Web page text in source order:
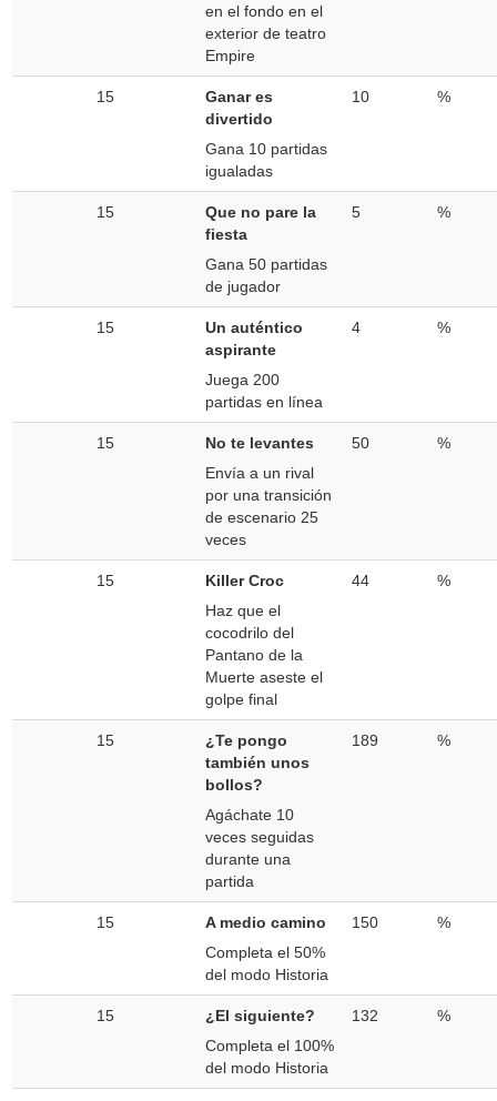
en el fondo en el
exterior de teatro
Empire
15
Ganar es
divertido
Gana 10 partidas
igualadas
10 %
15
Que no pare la
fiesta
Gana 50 partidas
de jugador
5 %
15
Un auténtico
aspirante
Juega 200
partidas en línea
4 %
15
No te levantes
Envía a un rival
por una transición
de escenario 25
veces
50 %
15
Killer Croc
Haz que el
cocodrilo del
Pantano de la
Muerte aseste el
golpe final
44 %
15
¿Te pongo
también unos
bollos?
Agáchate 10
veces seguidas
durante una
partida
189 %
15
A medio camino
Completa el 50%
del modo Historia
150 %
15
¿El siguiente?
Completa el 100%
del modo Historia
132 %